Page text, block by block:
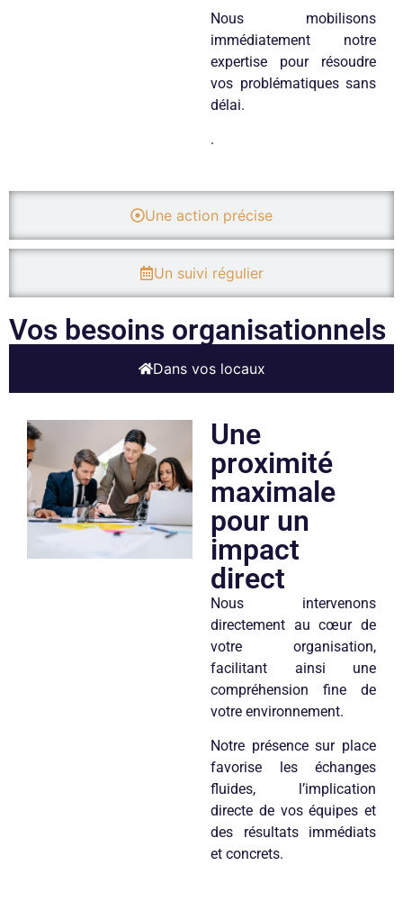
Une action précise
Un suivi régulier
Nous mobilisons
immédiatement notre
expertise pour résoudre
vos problématiques sans
délai.
.
Vos besoins organisationnels
Dans vos locaux
Une
proximité
maximale
pour un
impact
direct
Nous intervenons
directement au cœur de
votre organisation,
facilitant ainsi une
compréhension fine de
votre environnement.
Notre présence sur place
favorise les échanges
fluides, l’implication
directe de vos équipes et
des résultats immédiats
et concrets.